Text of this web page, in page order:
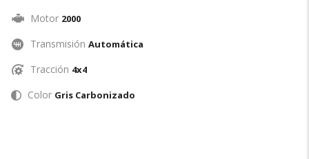
Motor 2000
Transmisión Automática
Tracción 4x4
Color Gris Carbonizado